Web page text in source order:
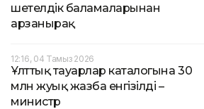
шетелдік баламаларынан
арзанырақ
12:16, 04 Тамыз 2026
Ұлттық тауарлар каталогына 30
млн жуық жазба енгізілді –
министр